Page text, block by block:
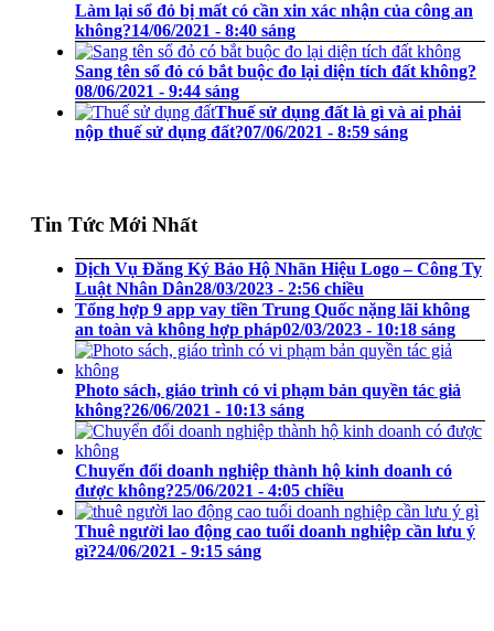
Làm lại sổ đỏ bị mất có cần xin xác nhận của công an
không?14/06/2021 - 8:40 sáng
Sang tên sổ đỏ có bắt buộc đo lại diện tích đất không?
08/06/2021 - 9:44 sáng
Thuế sử dụng đất là gì và ai phải
nộp thuế sử dụng đất?07/06/2021 - 8:59 sáng
Tin Tức Mới Nhất
Dịch Vụ Đăng Ký Bảo Hộ Nhãn Hiệu Logo – Công Ty
Luật Nhân Dân28/03/2023 - 2:56 chiều
Tổng hợp 9 app vay tiền Trung Quốc nặng lãi không
an toàn và không hợp pháp02/03/2023 - 10:18 sáng
Photo sách, giáo trình có vi phạm bản quyền tác giả
không?26/06/2021 - 10:13 sáng
Chuyển đổi doanh nghiệp thành hộ kinh doanh có
được không?25/06/2021 - 4:05 chiều
Thuê người lao động cao tuổi doanh nghiệp cần lưu ý
gì?24/06/2021 - 9:15 sáng